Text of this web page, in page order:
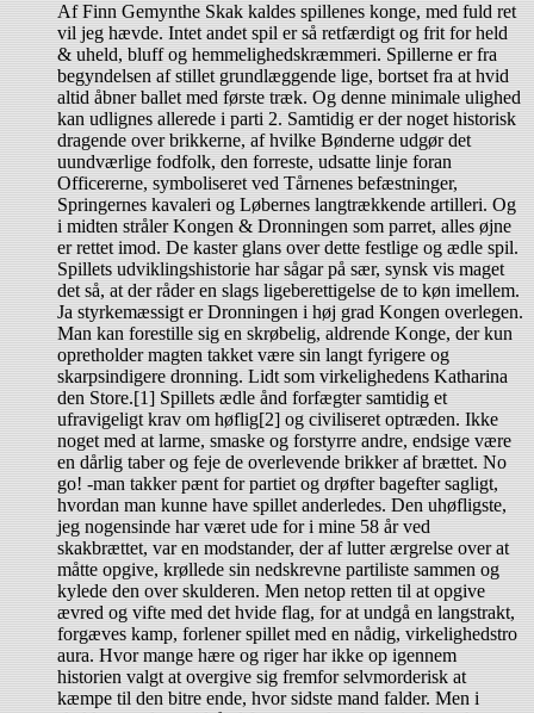
Af Finn Gemynthe Skak kaldes spillenes konge, med fuld ret
vil jeg hævde. Intet andet spil er så retfærdigt og frit for held
& uheld, bluff og hemmelighedskræmmeri. Spillerne er fra
begyndelsen af stillet grundlæggende lige, bortset fra at hvid
altid åbner ballet med første træk. Og denne minimale ulighed
kan udlignes allerede i parti 2. Samtidig er der noget historisk
dragende over brikkerne, af hvilke Bønderne udgør det
uundværlige fodfolk, den forreste, udsatte linje foran
Officererne, symboliseret ved Tårnenes befæstninger,
Springernes kavaleri og Løbernes langtrækkende artilleri. Og
i midten stråler Kongen & Dronningen som parret, alles øjne
er rettet imod. De kaster glans over dette festlige og ædle spil.
Spillets udviklingshistorie har sågar på sær, synsk vis maget
det så, at der råder en slags ligeberettigelse de to køn imellem.
Ja styrkemæssigt er Dronningen i høj grad Kongen overlegen.
Man kan forestille sig en skrøbelig, aldrende Konge, der kun
opretholder magten takket være sin langt fyrigere og
skarpsindigere dronning. Lidt som virkelighedens Katharina
den Store.[1] Spillets ædle ånd forfægter samtidig et
ufravigeligt krav om høflig[2] og civiliseret optræden. Ikke
noget med at larme, smaske og forstyrre andre, endsige være
en dårlig taber og feje de overlevende brikker af brættet. No
go! -man takker pænt for partiet og drøfter bagefter sagligt,
hvordan man kunne have spillet anderledes. Den uhøfligste,
jeg nogensinde har været ude for i mine 58 år ved
skakbrættet, var en modstander, der af lutter ærgrelse over at
måtte opgive, krøllede sin nedskrevne partiliste sammen og
kylede den over skulderen. Men netop retten til at opgive
ævred og vifte med det hvide flag, for at undgå en langstrakt,
forgæves kamp, forlener spillet med en nådig, virkelighedstro
aura. Hvor mange hære og riger har ikke op igennem
historien valgt at overgive sig fremfor selvmorderisk at
kæmpe til den bitre ende, hvor sidste mand falder. Men i